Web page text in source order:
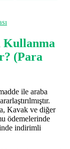
Kullanma
(Para
ile araba
Kavak ve diğer
ödemelerinde
indirimli